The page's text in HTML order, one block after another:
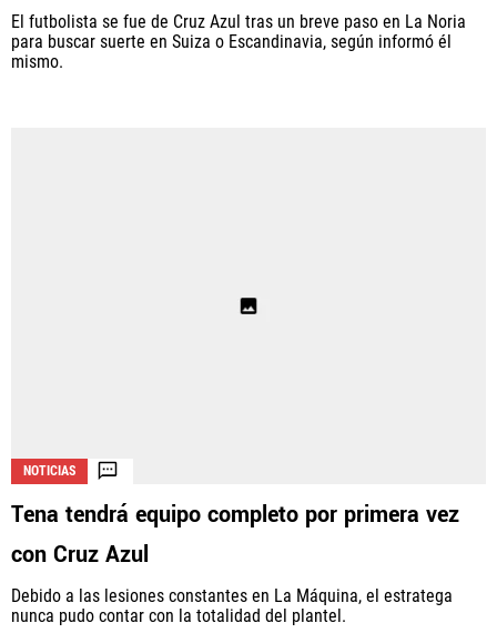
El futbolista se fue de Cruz Azul tras un breve paso en La Noria
para buscar suerte en Suiza o Escandinavia, según informó él
mismo.
NOTICIAS
Tena tendrá equipo completo por primera vez
con Cruz Azul
Debido a las lesiones constantes en La Máquina, el estratega
nunca pudo contar con la totalidad del plantel.